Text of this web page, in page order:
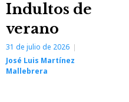
Indultos de
verano
31 de julio de 2026
José Luis Martínez
Mallebrera